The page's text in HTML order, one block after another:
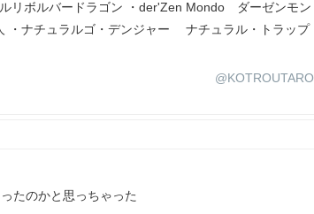
リボルバードラゴン ・der'Zen Mondo ダーゼンモン
ナチュラルゴ・デンジャー ナチュラル・トラップ
@KOTROUTARO
たのかと思っちゃった